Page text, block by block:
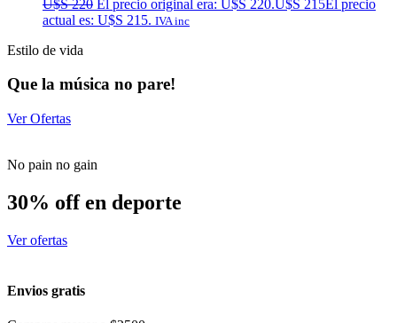
U$S220 El precio original era: U$S 220.U$S 215El precio
actual es: U$S 215. IVA inc
Estilo de vida
Que la música no pare!
Ver Ofertas
No pain no gain
30% off en deporte
Ver ofertas
Envios gratis